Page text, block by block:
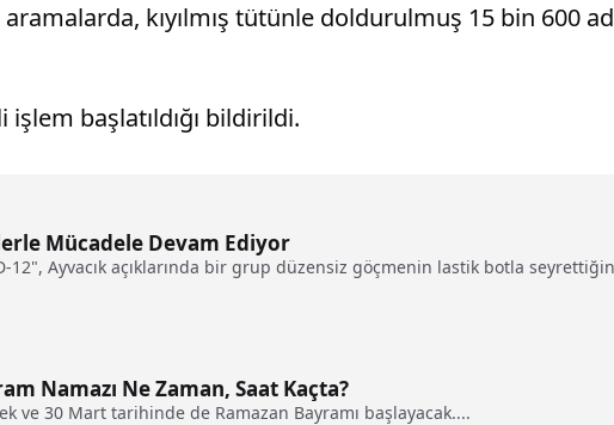
kıyılmış tütünle doldurulmuş 15 bin 600
işlem başlatıldığı bildirildi.
Mücadele Devam Ediyor
12", Ayvacık açıklarında bir grup düzensiz göçmenin lastik botla
Namazı Ne Zaman, Saat Kaçta?
ve 30 Mart tarihinde de Ramazan Bayramı başlayacak....